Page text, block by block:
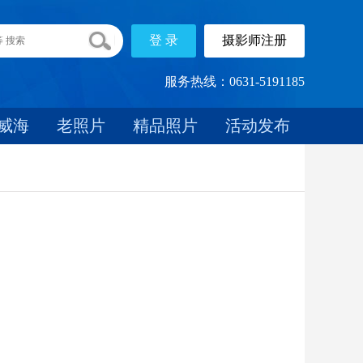
服务热线：0631-5191185
海 老照片 精品照片 活动发布